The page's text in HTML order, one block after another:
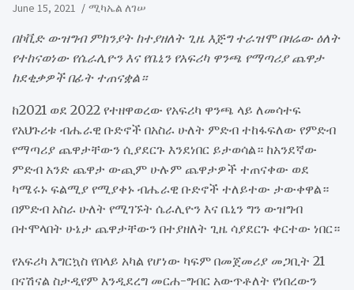
June 15, 2021 ሚካኤል ለገሠ
በኮቪድ ውዝግብ ምክንያት ከተያዘለት ጊዜ እጅግ ተራዝሞ በዛሬው ዕለት
የተከናወነው የሴራሊዮን እና የቤኒን የአፍሪካ ዋንጫ የማጣሪያ ጨዋታ
ከደቂቃዎች በፊት ተጠናቋል።
ከ2021 ወደ 2022 የተዘዋወረው የአፍሪካ ዋንጫ ላይ ለመሳተፍ
የአህጉሪቱ ብሔራዊ ቡድኖች በአስራ ሁለት ምድብ ተከፋፍለው የምድብ
የማጣሪያ ጨዋታቸውን ሲያደርጉ እንደነበር ይታወሳል። ከአንደኛው
ምድብ አንድ ጨዋታ ውጪም ሁሉም ጨዋታዎች ተጠናቀው ወደ
ካሜሩኑ ፍልሚያ የሚያቀኑ ብሔራዊ ቡድኖች ተለይተው ታውቀዋል።
በምድብ አስራ ሁለት የሚገኙት ሴራሊዮን እና ቤኒን ግን ውዝግብ
በተሞላበት ሁኔታ ጨዋታቸውን በተያዘለት ጊዜ ሳያደርጉ ቀርተው ነበር።
የአፍሪካ እግርኳስ የበላይ አካል የሆነው ካፍም በመጀመሪያ መጋቢት 21
በናሽናል ስታዲየም እንዲደረግ መርሐ-ግብር አውጥቶለት የነበረውን